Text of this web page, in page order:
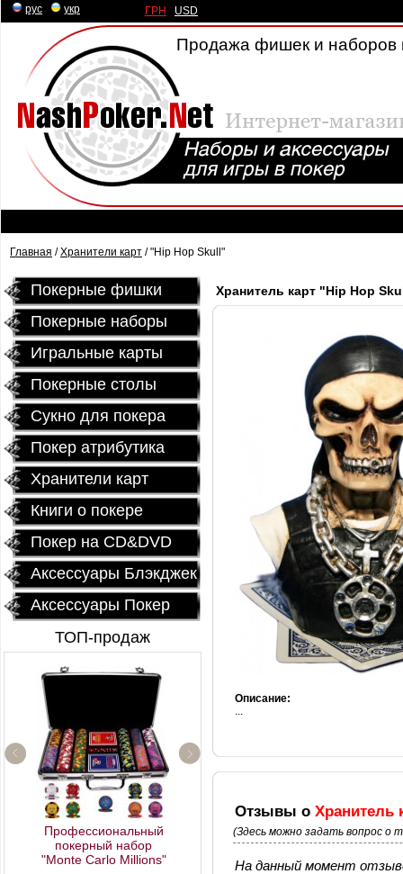
рус укр ГРН USD
Продажа фишек и наборов
Главная /Хранители карт / "Hip Hop Skull"
Покерные фишки
Покерные наборы
Игральные карты
Покерные столы
Сукно для покера
Покер атрибутика
Хранители карт
Книги о покере
Покер на CD&DVD
Аксессуары Блэкджек
Аксессуары Покер
ТОП-продаж
Профессиональный
покерный набор
"Monte Carlo Millions"
Керамические фишки
«EPT PokerStars»
Хранитель карт "Hip Hop
Описание:
...
Отзывы о Хранитель
(Здесь можно задать вопрос о
На данный момент